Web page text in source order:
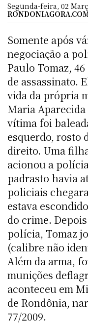
Segunda-feira, 02
Somente após
negociação a
Paulo Tomaz,
de assassinato.
vida da própria
Maria Aparecida
vítima foi
esquerdo, rosto
direito. Uma
acionou a
padrasto havia
policiais
estava
do crime.
polícia, Tomaz
(calibre não
Além da arma,
munições
aconteceu em
de Rondônia,
77/2009.